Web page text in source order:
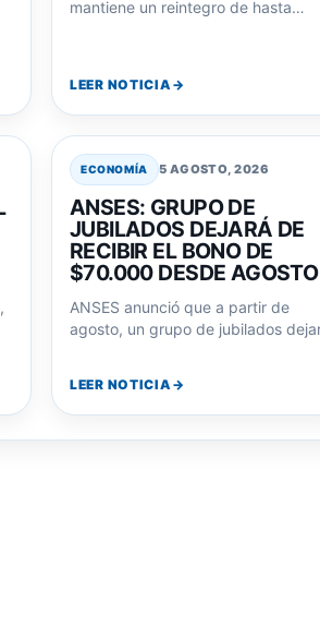
La billetera virtual del Banco
adheridos durante…
LEER NOTICIA
ECONOMÍA 5 AGOSTO, 2026
ANSES: GRUPO DE
JUBILADOS DEJARÁ DE
RECIBIR EL BONO DE
$70.000 DESDE AGOSTO
ANSES anunció que a partir de
de percibir el bono extraordinario
LEER NOTICIA